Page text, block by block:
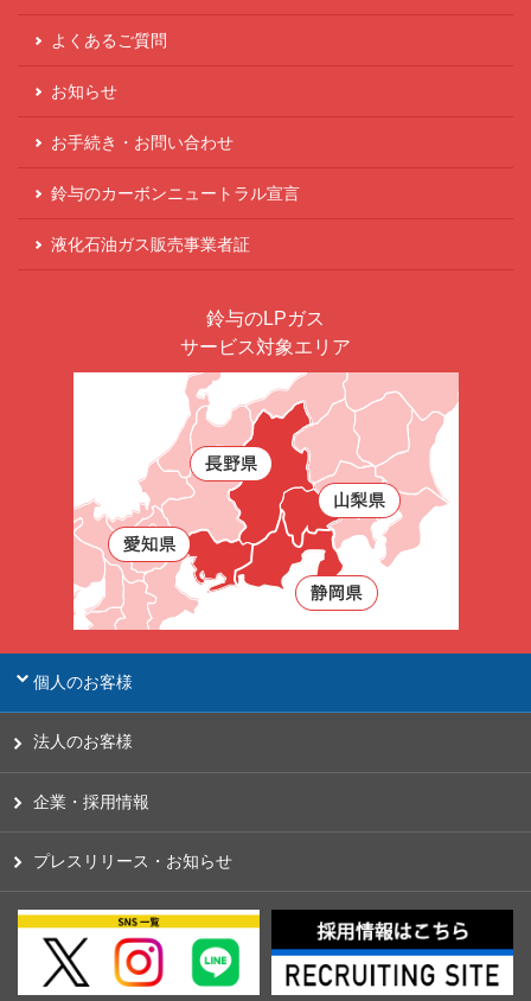
よくあるご質問
お知らせ
お手続き・お問い合わせ
鈴与のカーボンニュートラル宣言
液化⽯油ガス販売事業者証
鈴与のLPガス
サービス対象エリア
個人のお客様
法人のお客様
企業・採用情報
プレスリリース・お知らせ